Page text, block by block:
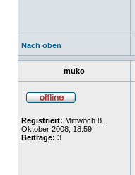
Nach oben
muko
Registriert: Mittwoch 8.
Oktober 2008, 18:59
Beiträge: 3